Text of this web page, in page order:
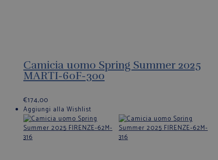
Camicia uomo Spring Summer 2025
MARTI-60F-300
€174,00
Aggiungi alla Wishlist